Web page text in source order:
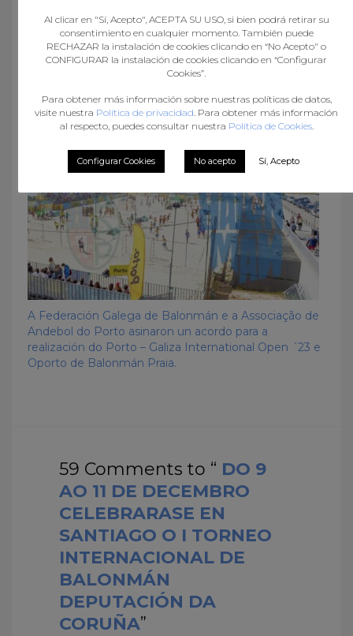
Pase e Vai (capítulo 8)
A Federación Galega de Balonmán e a Associação de
Andebol do Porto asinaron un acordo para a
realización do Porto – Galiza International Open ´23 e
Oporto de Balonmán Praia.
59 Comments to “ DO 9
AO 11 DE DECEMBRO
CELEBRARASE EN
SANTIAGO O I TORNEO
INTERNACIONAL DE
BALONMÁN
DEPUTACIÓN DA
CORUÑA”
Al clicar en "Sí, Acepto", ACEPTA SU USO, si bien podrá retirar su
consentimiento en cualquier momento. También puede
RECHAZAR la instalación de cookies clicando en “No Acepto" o
CONFIGURAR la instalación de cookies clicando en “Configurar
Cookies”.
Para obtener más información sobre nuestras políticas de datos,
visite nuestra Política de privacidad. Para obtener más información
al respecto, puedes consultar nuestra Política de Cookies.
Configurar Cookies No acepto Sí, Acepto